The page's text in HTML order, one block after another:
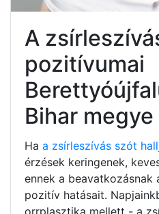
A
pozitívumai
Bihar megye
Ha a zsírleszívás szót
érzések keringenek,
ennek a beavatkozásnak
pozitív hatásait.
orrplasztika mellett - a